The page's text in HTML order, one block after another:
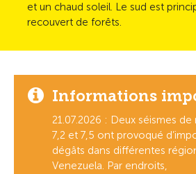
et un chaud soleil. Le sud est
recouvert de forêts.
Informations
21.07.2026 : Deux séismes
7,2 et 7,5 ont provoqué
dégâts dans différentes
Venezuela. Par endroits,